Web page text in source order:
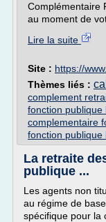
Complémentaire
au moment de
Lire la suite
Site : https://
Thèmes liés :
complement
fonction publique
complementaire
fonction publique
La retraite
publique ...
Les agents non
au régime de
spécifique pour la